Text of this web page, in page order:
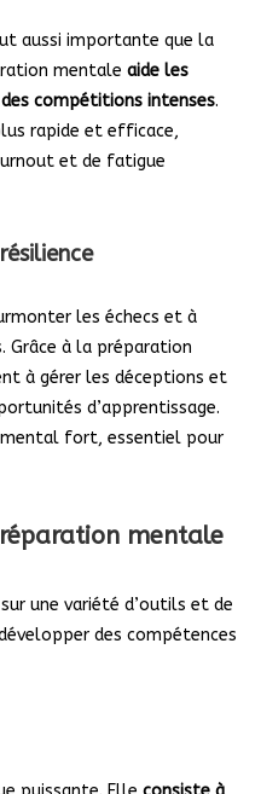
aussi importante que la
mentale aide les
compétitions intenses.
rapide et efficace,
et de fatigue
les échecs et à
Grâce à la préparation
à gérer les déceptions et
d’apprentissage.
mental fort, essentiel pour
mentale
une variété d’outils et de
des compétences